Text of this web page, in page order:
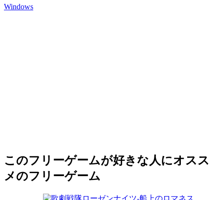
Windows
このフリーゲームが好きな人にオスス
メのフリーゲーム